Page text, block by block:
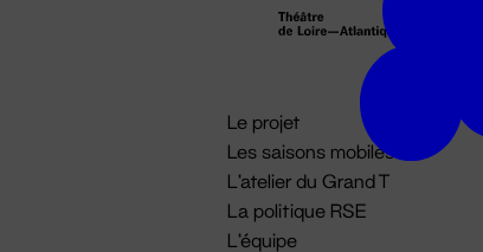
Le projet
Les saisons mobiles
L'atelier du Grand T
La politique RSE
L'équipe